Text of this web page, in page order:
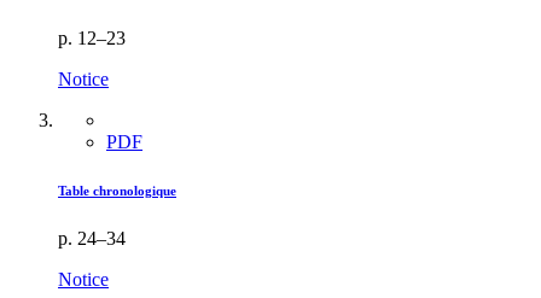
p. 12–23
Notice
PDF
Table chronologique
p. 24–34
Notice